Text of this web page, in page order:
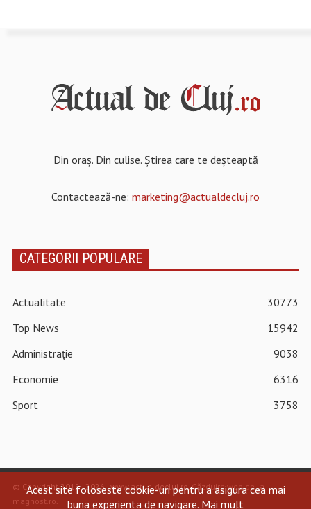
Din oraș. Din culise. Știrea care te deșteaptă
Contactează-ne: marketing@actualdecluj.ro
CATEGORII POPULARE
Actualitate
30773
Top News
15942
Administrație
9038
Economie
6316
Sport
3758
© Copyright 2015 - 2026 - www.actualdecluj.ro.Găzduire web de la
maghost.ro
Acest site foloseste cookie-uri pentru a asigura cea mai
buna experienta de navigare. Mai mult